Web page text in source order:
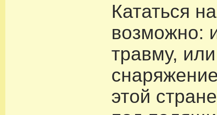
Кататься
возможно:
травму,
этой